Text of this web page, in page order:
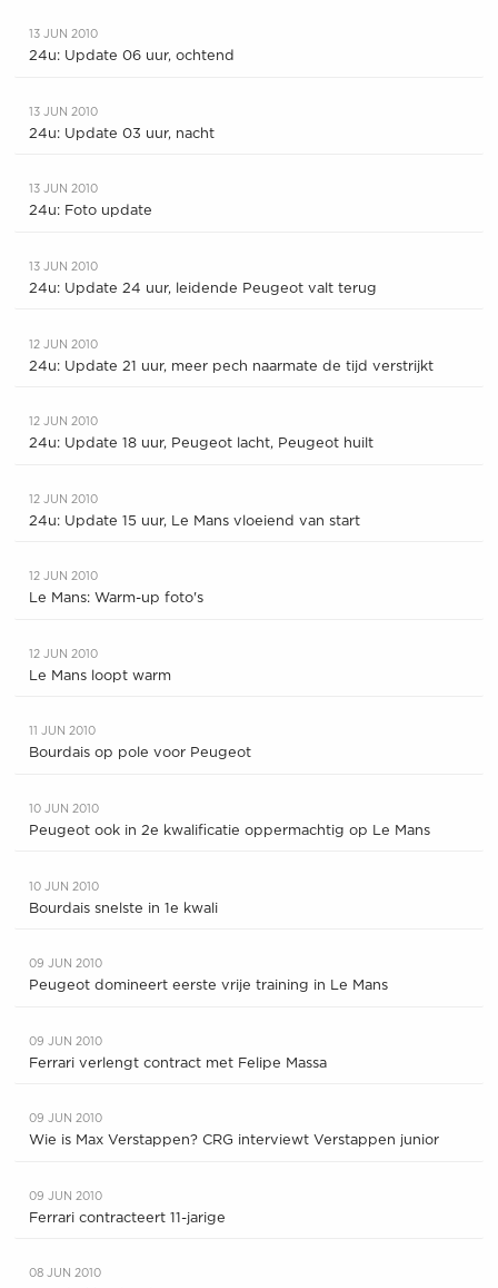
13 JUN 2010
24u: Update 06 uur, ochtend
13 JUN 2010
24u: Update 03 uur, nacht
13 JUN 2010
24u: Foto update
13 JUN 2010
24u: Update 24 uur, leidende Peugeot valt terug
12 JUN 2010
24u: Update 21 uur, meer pech naarmate de tijd verstrijkt
12 JUN 2010
24u: Update 18 uur, Peugeot lacht, Peugeot huilt
12 JUN 2010
24u: Update 15 uur, Le Mans vloeiend van start
12 JUN 2010
Le Mans: Warm-up foto's
12 JUN 2010
Le Mans loopt warm
11 JUN 2010
Bourdais op pole voor Peugeot
10 JUN 2010
Peugeot ook in 2e kwalificatie oppermachtig op Le Mans
10 JUN 2010
Bourdais snelste in 1e kwali
09 JUN 2010
Peugeot domineert eerste vrije training in Le Mans
09 JUN 2010
Ferrari verlengt contract met Felipe Massa
09 JUN 2010
Wie is Max Verstappen? CRG interviewt Verstappen junior
09 JUN 2010
Ferrari contracteert 11-jarige
08 JUN 2010